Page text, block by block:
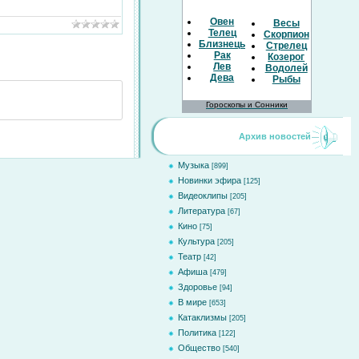
Овен
Телец
Близнецы
Рак
Лев
Дева
Весы
Скорпион
Стрелец
Козерог
Водолей
Рыбы
Гороскопы и Сонники
Архив новостей
Музыка [899]
Новинки эфира [125]
Видеоклипы [205]
Литература [67]
Кино [75]
Культура [205]
Театр [42]
Афиша [479]
Здоровье [94]
В мире [653]
Катаклизмы [205]
Политика [122]
Общество [540]